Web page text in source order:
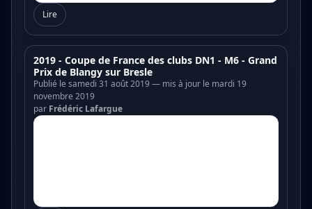
Lire
2019 - Coupe de France des clubs DN1 - M6 - Grand
Prix de Blangy sur Bresle
Publié le samedi 31 août 2019 — mis à jour le mardi 19
novembre 2019
par Frédéric Lafargue